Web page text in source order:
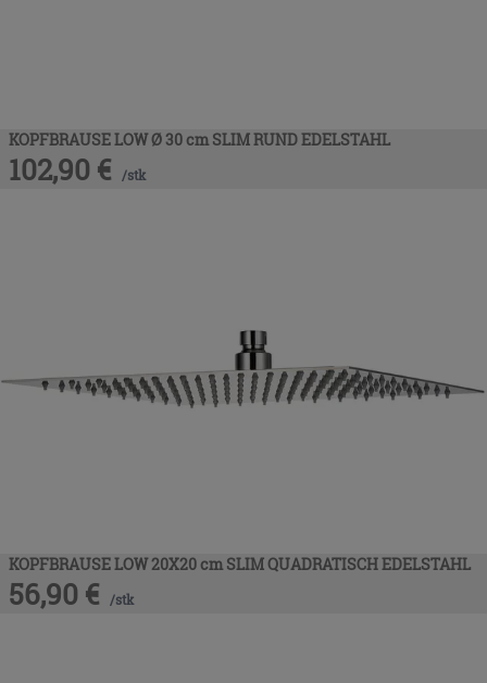
KOPFBRAUSE LOW Ø 30 cm SLIM RUND EDELSTAHL
102,90 € /stk
KOPFBRAUSE LOW 20X20 cm SLIM QUADRATISCH EDELSTAHL
56,90 € /stk